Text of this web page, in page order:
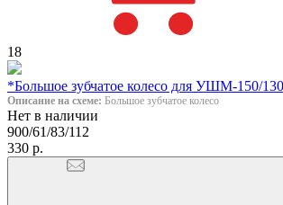
18
*Большое зубчатое колесо для УШМ-150/
Описание на схеме: Большое зубчатое колесо
Нет в наличии
900/61/83/112
330 р.